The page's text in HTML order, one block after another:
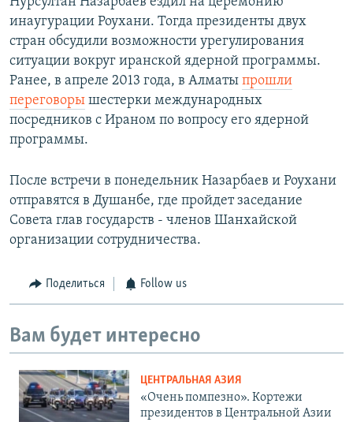
инаугурации Роухани. Тогда президенты двух
стран обсудили возможности урегулирования
ситуации вокруг иранской ядерной программы.
Ранее, в апреле 2013 года, в Алматы прошли
переговоры шестерки международных
посредников с Ираном по вопросу его ядерной
программы.
После встречи в понедельник Назарбаев и Роухани
отправятся в Душанбе, где пройдет заседание
Совета глав государств - членов Шанхайской
организации сотрудничества.
Поделиться Follow us
Вам будет интересно
ЦЕНТРАЛЬНАЯ АЗИЯ
«Очень помпезно». Кортежи
президентов в Центральной Азии